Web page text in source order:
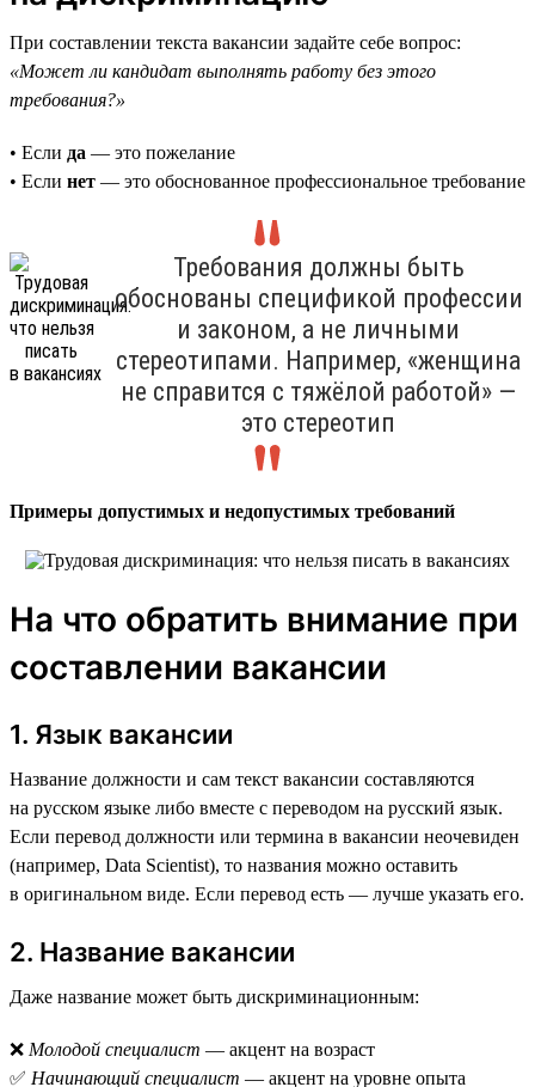
При составлении текста вакансии задайте себе вопрос:
«Может ли кандидат выполнять работу без этого
требования?»
• Если да — это пожелание
• Если нет — это обоснованное профессиональное требование
Требования должны быть
обоснованы спецификой профессии
и законом, а не личными
стереотипами. Например, «женщина
не справится с тяжёлой работой» —
это стереотип
Примеры допустимых и недопустимых требований
На что обратить внимание при
составлении вакансии
1. Язык вакансии
Название должности и сам текст вакансии составляются
на русском языке либо вместе с переводом на русский язык.
Если перевод должности или термина в вакансии неочевиден
(например, Data Scientist), то названия можно оставить
в оригинальном виде. Если перевод есть — лучше указать его.
2. Название вакансии
Даже название может быть дискриминационным:
❌ Молодой специалист — акцент на возраст
✅ Начинающий специалист — акцент на уровне опыта